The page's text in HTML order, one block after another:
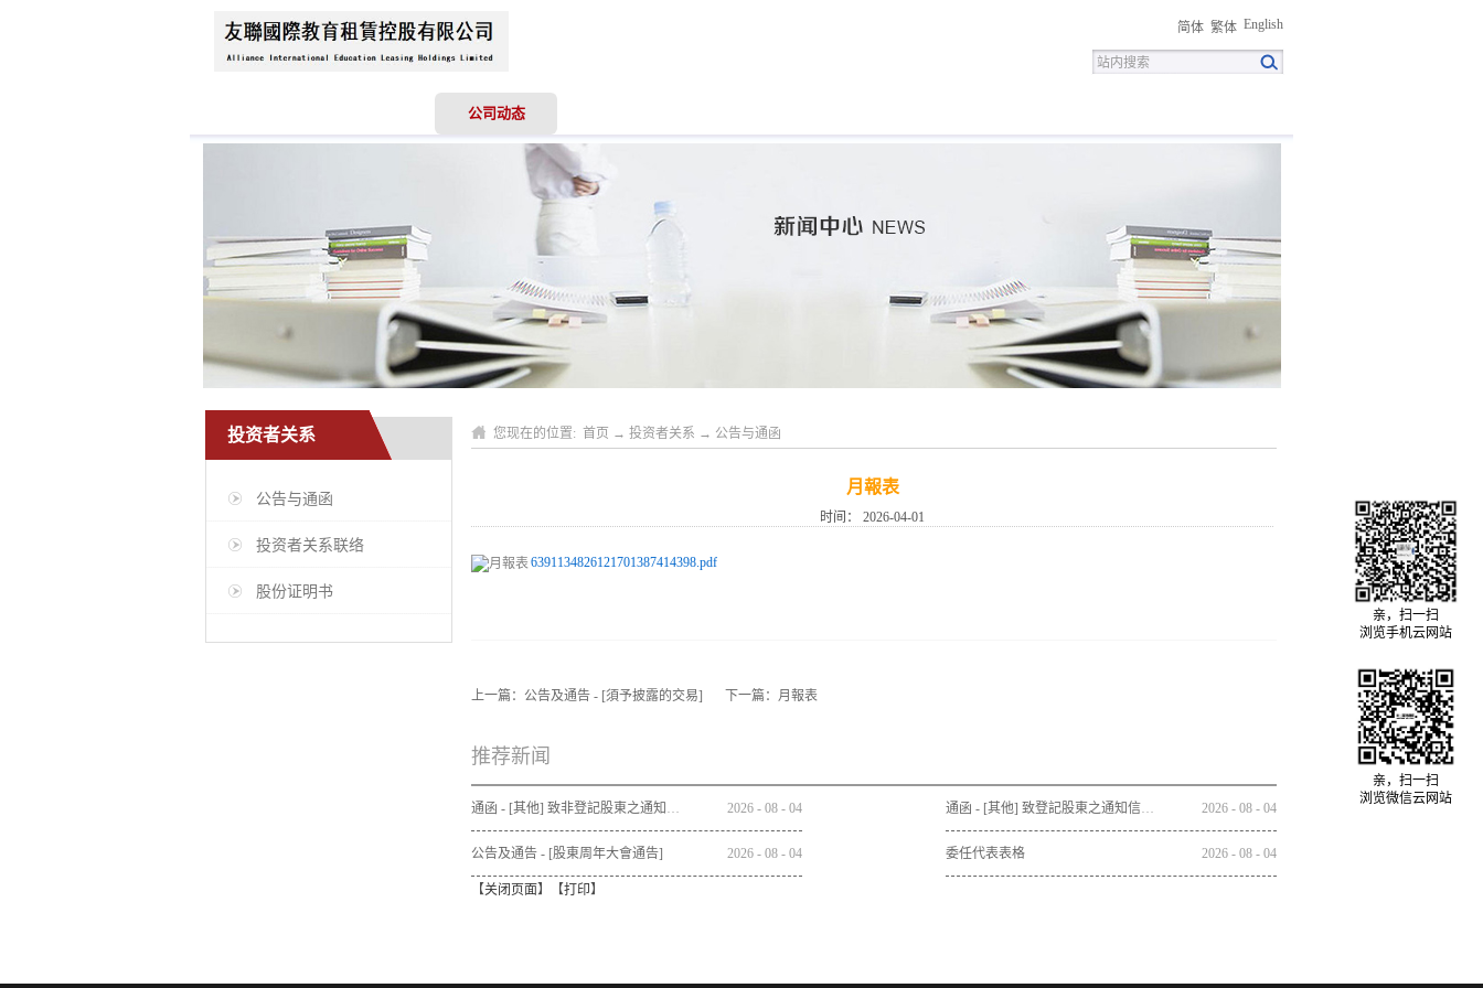
简体 繁体 English
公司动态
投资者关系
公告与通函
投资者关系联络
股份证明书
您现在的位置: 首页 → 投资者关系 → 公告与通函
月報表
时间： 2026-04-01
6391134826121701387414398.pdf
上一篇： 公告及通告 - [須予披露的交易] 下一篇： 月報表
推荐新闻
通函 - [其他] 致非登記股東之通知信函及申請表格 - 通函連同股東週年大會通告及代表委任表格之發佈通知 2026 - 08 - 04 通函 - [其他] 致登記股東之通知信函及回條 - 通函連同股東週年大會通告及代表委任表格之發佈通知 2026 - 08 - 04
公告及通告 - [股東周年大會通告] 2026 - 08 - 04 委任代表表格 2026 - 08 - 04
【关闭页面】【打印】
亲，扫一扫
浏览手机云网站
亲，扫一扫
浏览微信云网站